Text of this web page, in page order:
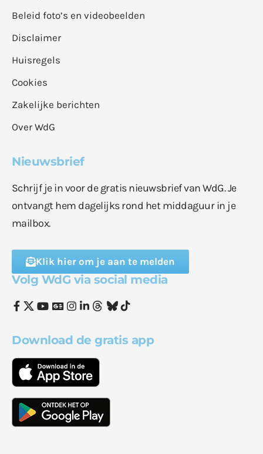
Beleid foto’s en videobeelden
Disclaimer
Huisregels
Cookies
Zakelijke berichten
Over WdG
Nieuwsbrief
Schrijf je in voor de gratis nieuwsbrief van WdG. Je
ontvangt hem dagelijks rond het middaguur in je
mailbox.
Klik hier om je aan te melden
Volg WdG via social media
Download de gratis app